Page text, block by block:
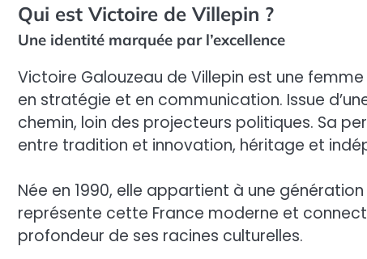
Qui est Victoire de Villepin ?
Une identité marquée par l’excellence
Victoire Galouzeau de Villepin est une
en stratégie et en communication. Issue
chemin, loin des projecteurs politiques. Sa
entre tradition et innovation, héritage et
Née en 1990, elle appartient à une
représente cette France moderne et
profondeur de ses racines culturelles.